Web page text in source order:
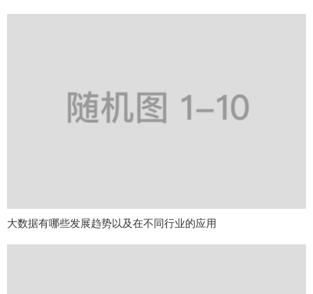
大数据有哪些发展趋势以及在不同行业的应用